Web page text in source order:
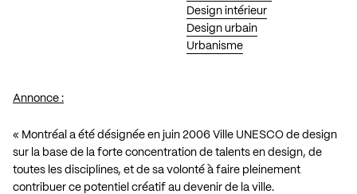
Design intérieur
Design urbain
Urbanisme
Annonce :
« Montréal a été désignée en juin 2006 Ville UNESCO de design
sur la base de la forte concentration de talents en design, de
toutes les disciplines, et de sa volonté à faire pleinement
contribuer ce potentiel créatif au devenir de la ville.